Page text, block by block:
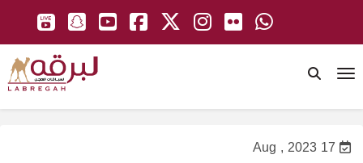
17 Aug , 2023